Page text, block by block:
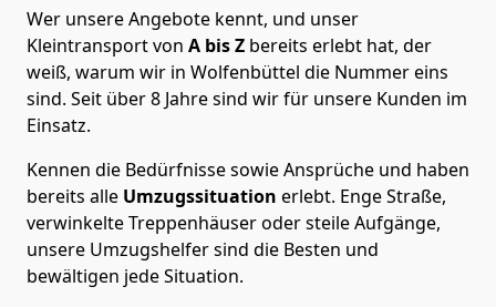
Wer unsere Angebote kennt, und unser
Kleintransport von A bis Z bereits erlebt hat, der
weiß, warum wir in Wolfenbüttel die Nummer eins
sind. Seit über 8 Jahre sind wir für unsere Kunden im
Einsatz.
Kennen die Bedürfnisse sowie Ansprüche und haben
bereits alle Umzugssituation erlebt. Enge Straße,
verwinkelte Treppenhäuser oder steile Aufgänge,
unsere Umzugshelfer sind die Besten und
bewältigen jede Situation.